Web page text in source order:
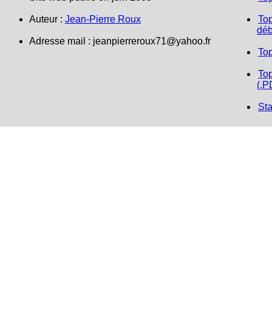
Auteur : Jean-Pierre Roux
Adresse mail : jeanpierreroux71@yahoo.fr